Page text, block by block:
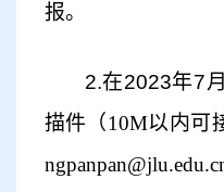
报。
2.在2023年7
描件（10M以内可